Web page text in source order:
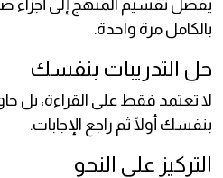
يفضل تقسيم المنهج إلى أجزاء
بالكامل مرة واحدة.
حل التدريبات بنفسك
لا تعتمد فقط على القراءة، بل
بنفسك أولًا ثم راجع الإجابات.
التركيز على النحو